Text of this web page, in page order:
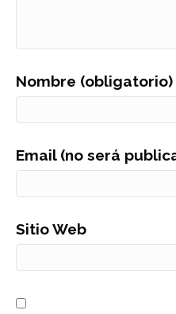
Nombre (obligatorio)
Email (no será
Sitio Web